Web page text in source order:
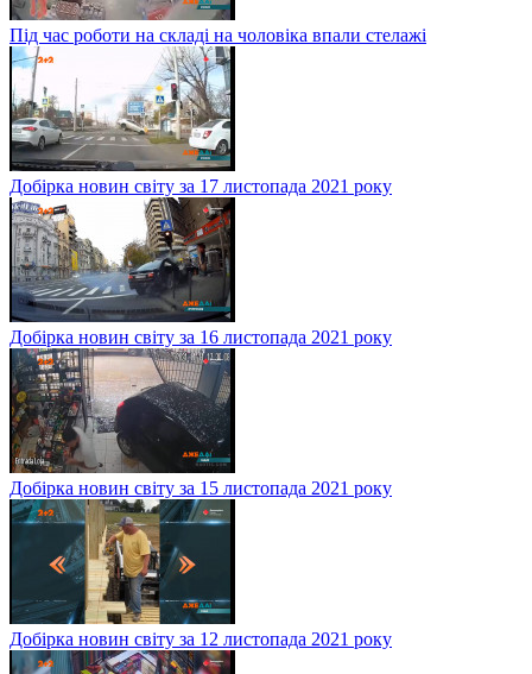
Під час роботи на складі на чоловіка впали стелажі
Добірка новин світу за 17 листопада 2021 року
Добірка новин світу за 16 листопада 2021 року
Добірка новин світу за 15 листопада 2021 року
Добірка новин світу за 12 листопада 2021 року